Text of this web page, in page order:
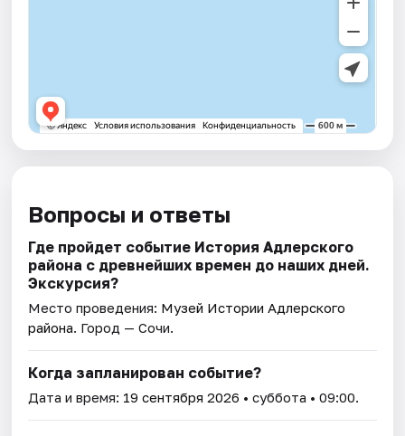
Вопросы и ответы
Где пройдет событие История Адлерского
района с древнейших времен до наших дней.
Экскурсия?
Место проведения: Музей Истории Адлерского
района. Город — Сочи.
Когда запланирован событие?
Дата и время: 19 сентября 2026 • суббота • 09:00.